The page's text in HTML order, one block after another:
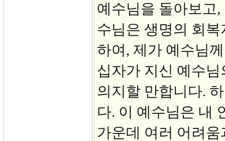
예수님을 돌아보고
수님은 생명의 회
하여, 제가 예수님
십자가 지신 예수
의지할 만합니다.
다. 이 예수님은 내
가운데 여러 어려